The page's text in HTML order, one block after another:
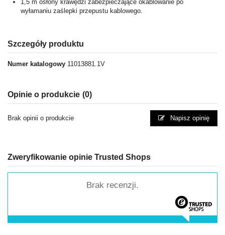
1,5 m osłony krawędzi zabezpieczające okablowanie po
wyłamaniu zaślepki przepustu kablowego.
Szczegóły produktu
Numer katalogowy 11013881.1V
Opinie o produkcie (0)
Brak opinii o produkcie Napisz opinię
Zweryfikowanie opinie Trusted Shops
Brak recenzji.